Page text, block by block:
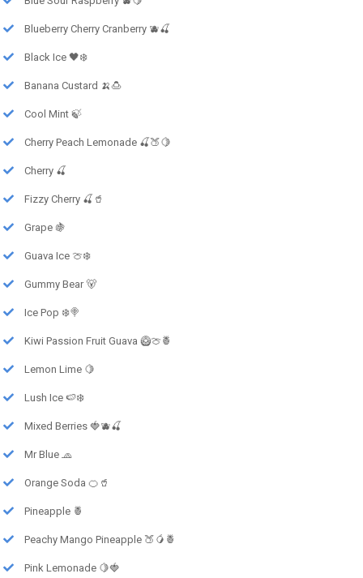
Blueberry Cherry Cranberry 🫐🍒
Black Ice 🖤❄️
Banana Custard 🍌🍮
Cool Mint 🍃
Cherry Peach Lemonade 🍒🍑🍋
Cherry 🍒
Fizzy Cherry 🍒🥤
Grape 🍇
Guava Ice 🍈❄️
Gummy Bear 🐻
Ice Pop ❄️🍭
Kiwi Passion Fruit Guava 🥝🍈🍍
Lemon Lime 🍋
Lush Ice 🍉❄️
Mixed Berries 🍓🫐🍒
Mr Blue 🧢
Orange Soda 🍊🥤
Pineapple 🍍
Peachy Mango Pineapple 🍑🥭🍍
Pink Lemonade 🍋🍓